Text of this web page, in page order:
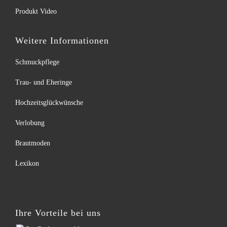
Produkt Video
Weitere Informationen
Schmuckpflege
Trau- und Eheringe
Hochzeitsglückwünsche
Verlobung
Brautmoden
Lexikon
Ihre Vorteile bei uns